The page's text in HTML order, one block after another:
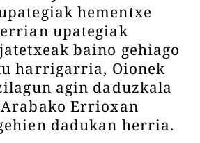
hementxe
upategiak
baino gehiago
harrigarria, Oionek
agin daduzkala
Errioxan
dadukan herria.